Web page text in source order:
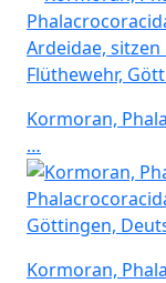
Kormoran,
…
Kormoran,